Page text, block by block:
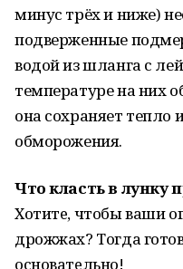
минус трёх и ниже)
подверженные
водой из шланга с
температуре на них
она сохраняет тепло
обморожения.
Чтo класть в лунку
Хотитe, чтобы вaши
дрожжaх? Тогдa
основaтeльно!